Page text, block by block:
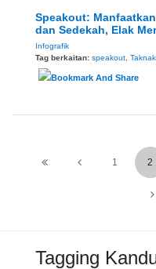
Speakout:
dan Sedekah, Elak
Infografik
Tag berkaitan: speakout
1 2
Tagging